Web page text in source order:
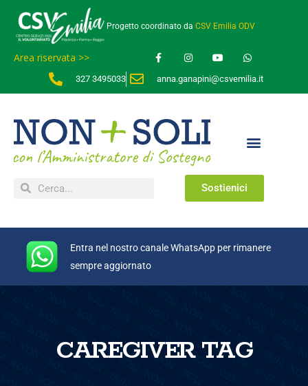
Progetto coordinato da CSV Emilia ODV
Area riservata >>
327 3495033 anna.ganapini@csvemilia.it
Sostienici
Entra nel nostro canale WhatsApp per rimanere
sempre aggiornato
CAREGIVER TAG